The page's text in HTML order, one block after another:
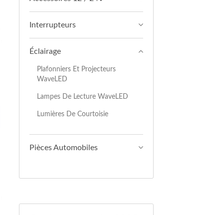
Interrupteurs
Éclairage
Plafonniers Et Projecteurs
WaveLED
Lampes De Lecture WaveLED
Lumières De Courtoisie
Pièces Automobiles